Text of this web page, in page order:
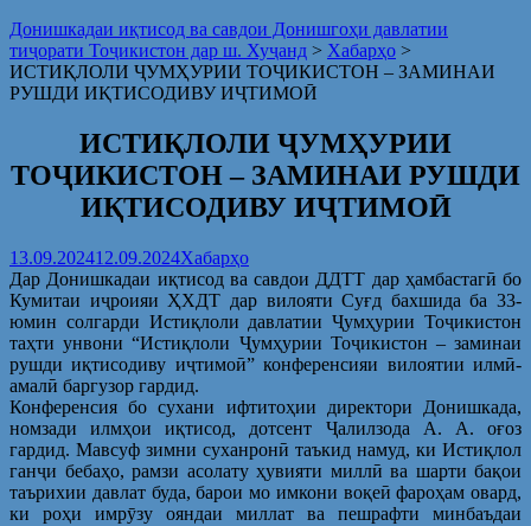
Донишкадаи иқтисод ва савдои Донишгоҳи давлатии
тиҷорати Тоҷикистон дар ш. Хуҷанд > Хабарҳо >
ИСТИҚЛОЛИ ҶУМҲУРИИ ТОҶИКИСТОН – ЗАМИНАИ
РУШДИ ИҚТИСОДИВУ ИҶТИМОӢ
ИСТИҚЛОЛИ ҶУМҲУРИИ
ТОҶИКИСТОН – ЗАМИНАИ РУШДИ
ИҚТИСОДИВУ ИҶТИМОӢ
13.09.202412.09.2024Хабарҳо
Дар Донишкадаи иқтисод ва савдои ДДТТ дар ҳамбастагӣ бо
Кумитаи иҷроияи ҲХДТ дар вилояти Суғд бахшида ба 33-
юмин солгарди Истиқлоли давлатии Ҷумҳурии Тоҷикистон
таҳти унвони “Истиқлоли Ҷумҳурии Тоҷикистон – заминаи
рушди иқтисодиву иҷтимоӣ” конференсияи вилоятии илмӣ-
амалӣ баргузор гардид.
Конференсия бо сухани ифтитоҳии директори Донишкада,
номзади илмҳои иқтисод, дотсент Ҷалилзода А. А. оғоз
гардид. Мавсуф зимни суханронӣ таъкид намуд, ки Истиқлол
ганҷи бебаҳо, рамзи асолату ҳувияти миллӣ ва шарти бақои
таърихии давлат буда, барои мо имкони воқеӣ фароҳам овард,
ки роҳи имрӯзу ояндаи миллат ва пешрафти минбаъдаи